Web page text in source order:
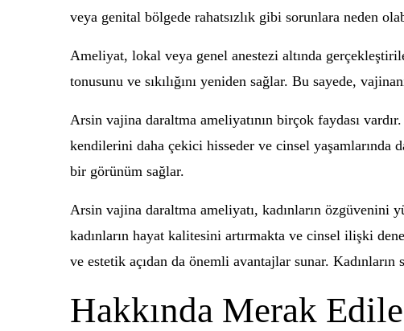
veya genital bölgede rahatsızlık gibi sorunlara neden
Ameliyat, lokal veya genel anestezi altında
tonusunu ve sıkılığını yeniden sağlar. Bu sayede,
Arsin vajina daraltma ameliyatının birçok faydası
kendilerini daha çekici hisseder ve cinsel yaşamlarında
bir görünüm sağlar.
Arsin vajina daraltma ameliyatı, kadınların özgüvenini
kadınların hayat kalitesini artırmakta ve cinsel ilişki
ve estetik açıdan da önemli avantajlar sunar.
Hakkında Merak